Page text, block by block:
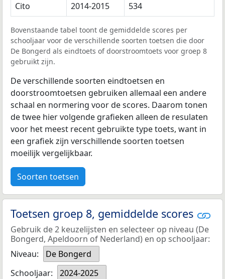
Cito
2014-2015 534
Bovenstaande tabel toont de gemiddelde scores per
schooljaar voor de verschillende soorten toetsen die door
De Bongerd als eindtoets of doorstroomtoets voor groep 8
gebruikt zijn.
De verschillende soorten eindtoetsen en
doorstroomtoetsen gebruiken allemaal een andere
schaal en normering voor de scores. Daarom tonen
de twee hier volgende grafieken alleen de resulaten
voor het meest recent gebruikte type toets, want in
een grafiek zijn verschillende soorten toetsen
moeilijk vergelijkbaar.
Soorten toetsen
Toetsen groep 8, gemiddelde scores
Gebruik de 2 keuzelijsten en selecteer op niveau (De
Bongerd, Apeldoorn of Nederland) en op schooljaar:
Niveau:
De Bongerd
Schooljaar:
2024-2025